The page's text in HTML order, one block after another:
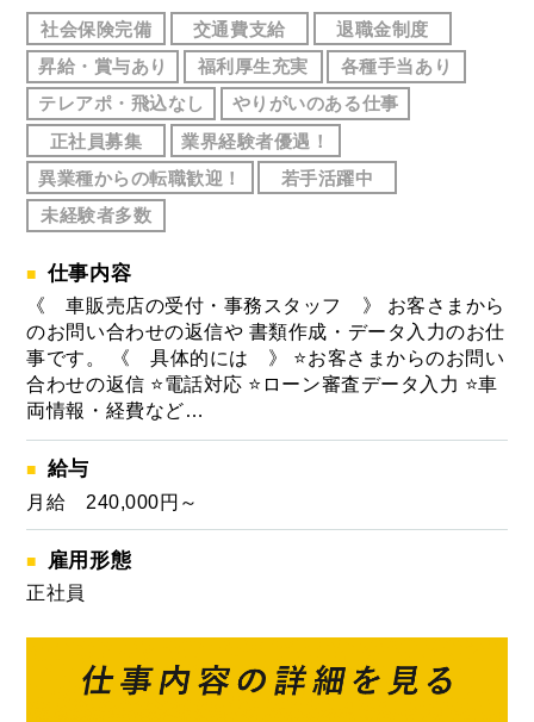
社会保険完備 交通費支給
退職金制度
昇給・賞与あり
福利厚生充実
各種手当あり
テレアポ・飛込なし
やりがいのある仕事
正社員募集
業界経験者優遇！
異業種からの転職歓迎！
若手活躍中
未経験者多数
仕事内容
《 車販売店の受付・事務スタッフ 》 お客さまから
のお問い合わせの返信や 書類作成・データ入力のお仕
事です。 《 具体的には 》 ⭐お客さまからのお問い
合わせの返信 ⭐電話対応 ⭐ローン審査データ入力 ⭐車
両情報・経費など…
給与
月給 240,000円～
雇用形態
正社員